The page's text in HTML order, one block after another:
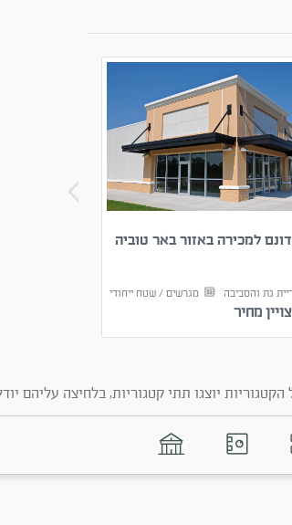
גת והסביבה מגרשים / שטח ייחודי
מחיר
יוצגו תתי קטגוריות, בלחיצה עליהם